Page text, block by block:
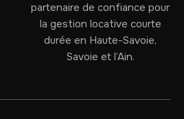
partenaire de confiance pour
la gestion locative courte
durée en Haute-Savoie,
Savoie et l’Ain.